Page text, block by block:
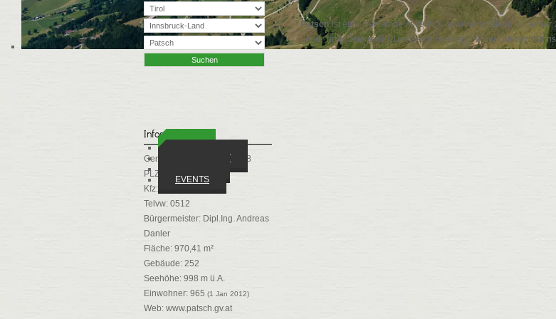
WIRTSCHAFT
EVENTS
Infos
Gemeindekennziffer: 70338
PLZ: 6082
Kfz: IL
Telvw: 0512
Bürgermeister: Dipl.Ing. Andreas
Danler
Fläche: 970,41 m²
Gebäude: 252
Seehöhe: 998 m ü.A.
Einwohner: 965 (1 Jan 2012)
Web: www.patsch.gv.at
Patschist eine Gemeinde mit 965 Einwohnern (Stand 1. Jänner
Land, Tirol (Österreich). Die Gemeinde liegt im Gerichtsbezirk